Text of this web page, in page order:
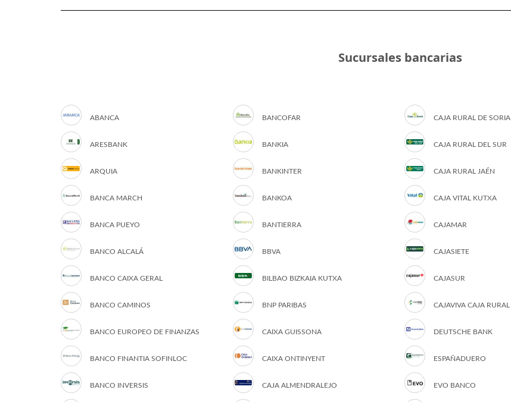
Sucursales bancarias
ABANCA
ARESBANK
ARQUIA
BANCA MARCH
BANCA PUEYO
BANCO ALCALÁ
BANCO CAIXA GERAL
BANCO CAMINOS
BANCO EUROPEO DE FINANZAS
BANCO FINANTIA SOFINLOC
BANCO INVERSIS
BANCOFAR
BANKIA
BANKINTER
BANKOA
BANTIERRA
BBVA
BILBAO BIZKAIA KUTXA
BNP PARIBAS
CAIXA GUISSONA
CAIXA ONTINYENT
CAJA ALMENDRALEJO
CAJA RURAL DE SORIA
CAJA RURAL DEL SUR
CAJA RURAL JAÉN
CAJA VITAL KUTXA
CAJAMAR
CAJASIETE
CAJASUR
CAJAVIVA CAJA RURAL
DEUTSCHE BANK
ESPAÑADUERO
EVO BANCO